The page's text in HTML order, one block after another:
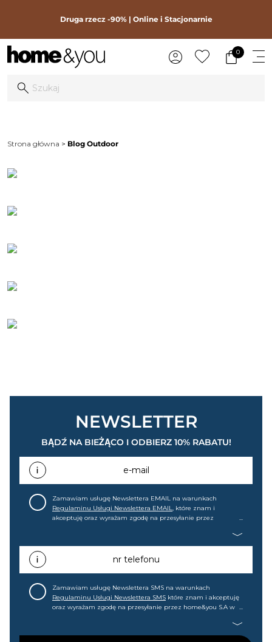
Druga rzecz -90% | Online i Stacjonarnie
0
Strona główna Blog Outdoor
NEWSLETTER
BĄDŹ NA BIEŻĄCO I ODBIERZ 10% RABATU!
e-mail
Zamawiam usługę Newslettera EMAIL na warunkach
Regulaminu Usługi Newslettera EMAIL, które znam i
akceptuję oraz wyrażam zgodę na przesyłanie przez
promocjach, wyprzedażach). Wiem, że mogę tę zgodę w
każdej chwili cofnąć.nr telefonu
Zamawiam usługę Newslettera SMS na warunkach
Regulaminu Usługi Newslettera SMS które znam i akceptuję
oraz wyrażam zgodę na przesyłanie przez home&you S.A w
wyprzedażach). Wiem, że mogę tę zgodę w każdej chwili